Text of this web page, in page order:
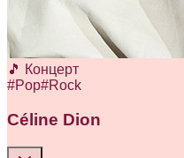
🎵 Концерт
#Pop#Rock
Céline Dion